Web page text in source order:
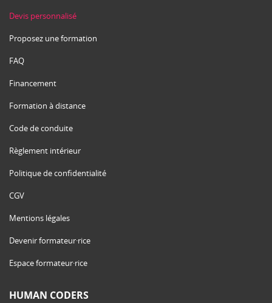
Devis personnalisé
Proposez une formation
FAQ
Financement
Formation à distance
Code de conduite
Règlement intérieur
Politique de confidentialité
CGV
Mentions légales
Devenir formateur·rice
Espace formateur·rice
HUMAN CODERS